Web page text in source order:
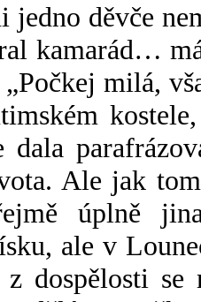
jedno děvče
kamarád…
milá,
dala
Ale jak
úplně
ale v
dospělosti